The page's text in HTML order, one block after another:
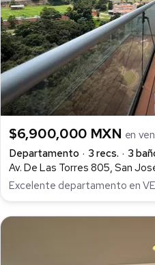
$6,900,000 MXN en
Departamento
3 recs. 3
Av. De Las Torres 805, San
Excelente departamento en